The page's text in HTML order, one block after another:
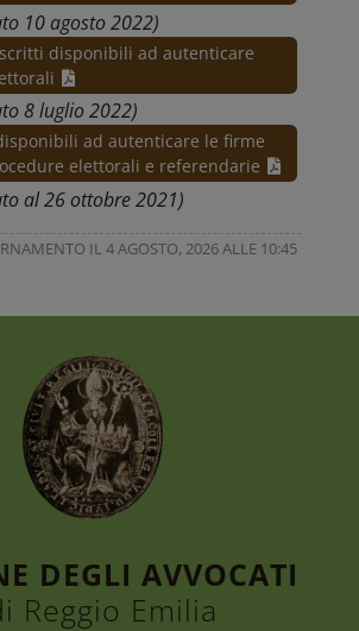
10 agosto 2022)
disponibili ad autenticare
8 luglio 2022)
ad autenticare le firme
elettorali e referendarie
al 26 ottobre 2021)
IL 4 AGOSTO, 2026 ALLE 10:45
DEGLI AVVOCATI
Reggio Emilia